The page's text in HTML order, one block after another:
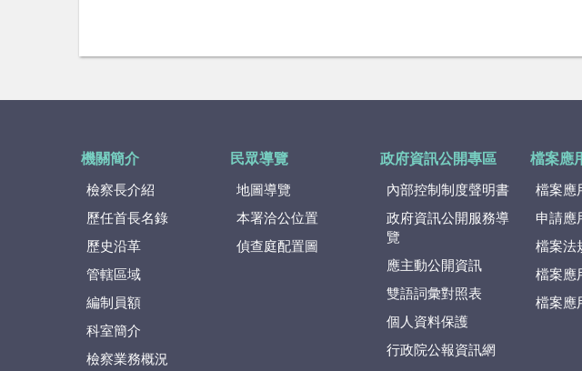
機關簡介
檢察長介紹
歷任首長名錄
歷史沿革
管轄區域
編制員額
科室簡介
檢察業務概況
民眾導覽
地圖導覽
本署洽公位置
偵查庭配置圖
政府資訊公開專區
內部控制制度聲明書
政府資訊公開服務導
覽
應主動公開資訊
雙語詞彙對照表
個人資料保護
行政院公報資訊網
檔案應
檔案應
申請應
檔案法
檔案應
檔案應